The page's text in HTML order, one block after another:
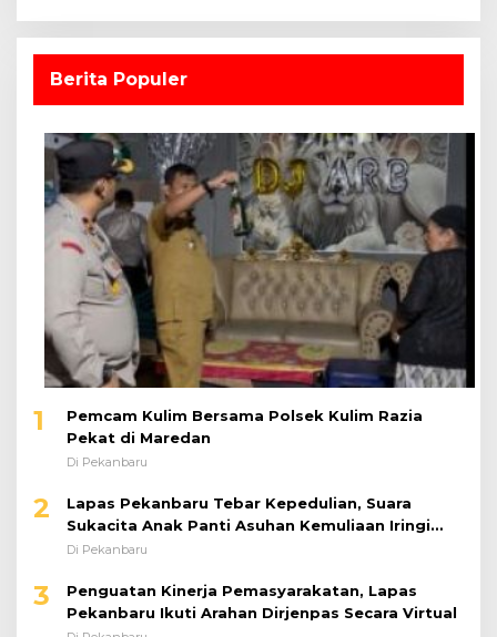
Berita Populer
1
Pemcam Kulim Bersama Polsek Kulim Razia
Pekat di Maredan
Di Pekanbaru
2
Lapas Pekanbaru Tebar Kepedulian, Suara
Sukacita Anak Panti Asuhan Kemuliaan Iringi
Bantuan Sosial
Di Pekanbaru
3
Penguatan Kinerja Pemasyarakatan, Lapas
Pekanbaru Ikuti Arahan Dirjenpas Secara Virtual